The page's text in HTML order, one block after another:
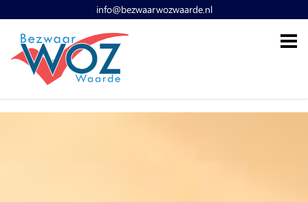
info@bezwaarwozwaarde.nl